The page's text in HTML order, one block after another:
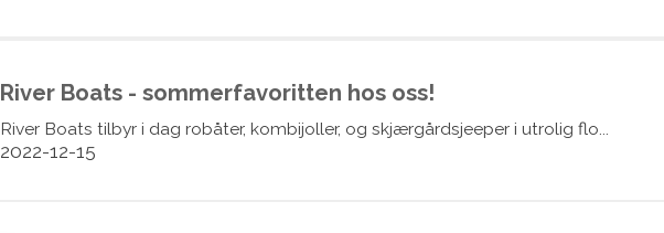
River Boats - sommerfavoritten hos oss!
River Boats tilbyr i dag robåter, kombijoller, og skjærgårdsjeeper i utrolig flo...
2022-12-15